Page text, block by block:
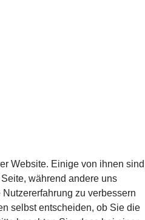
Website. Einige von ihnen sind
während andere uns
zu verbessern
selbst entscheiden, ob Sie die